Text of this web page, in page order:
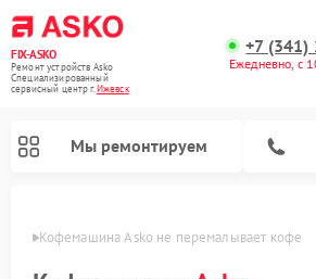
FIX-ASKO
Ремонт устройств Asko
Специализированный
cервисный центр г.Ижевск
+7 (341)
Ежедневно, с
Мы ремонтируем
Кофемашина Asko не перемалывает кофе